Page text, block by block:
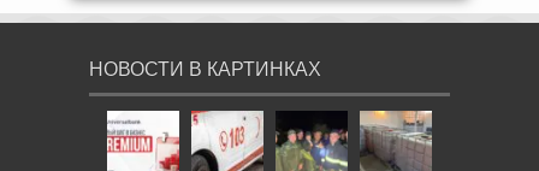
НОВОСТИ В КАРТИНКАХ